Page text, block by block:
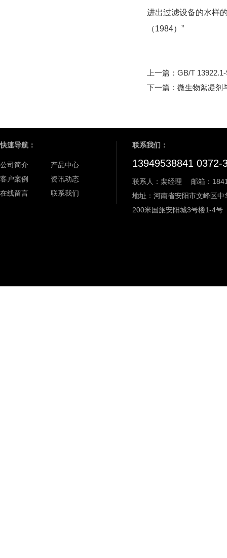
进出过滤设备的水样
（1984）”
上一篇： GB/T
下一篇： 微生物絮凝剂
快速导航：
公司简介
产品中心
客户案例
资讯动态
在线留言
联系我们
联系我们：
13949538841 0372-
联系人：裴经理
邮箱：
地址：河南省安阳市文峰区
200米国旅安阳城3号楼1-4号